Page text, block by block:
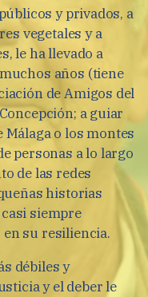
y privados, a
vegetales y a
le ha llevado a
años (tiene
de Amigos del
a guiar
Málaga o los montes
personas a lo largo
de las redes
historias
siempre
su resiliencia.
débiles y
y el deber le